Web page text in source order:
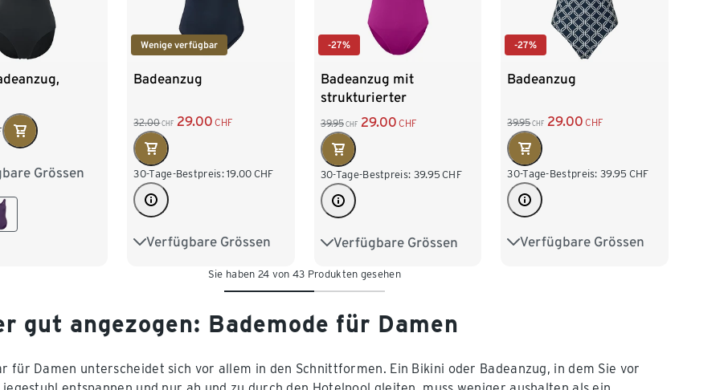
Grössen
40 42
Wenige verfügbar
Badeanzug
32.00 CHF 29.00 CHF
30-Tage-Bestpreis: 19.00 CHF
Verfügbare Grössen
36 38 40 42
-27%
Badeanzug mit
strukturierter
Oberfläche
39.95 CHF 29.00 CHF
30-Tage-Bestpreis: 39.95 CHF
Verfügbare Grössen
36 38 40 42
44 46
-27%
Badeanzug
39.95 CHF 29.00 CHF
30-Tage-Bestpreis: 39.95 CHF
Verfügbare Grössen
36 38 40 42
Sie haben 24 von 43 Produkten gesehen
gut angezogen: Bademode für Damen
für Damen unterscheidet sich vor allem in den Schnittformen. Ein Bikini oder Badeanzug, in dem Sie vor